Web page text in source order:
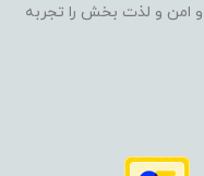
و امن و لذت بخش را تجربه